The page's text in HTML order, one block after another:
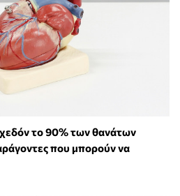
το 90% των θανάτων
που μπορούν να